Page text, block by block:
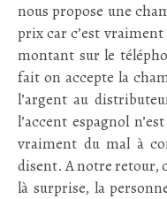
nous propose une
prix car c’est
montant sur le
fait on accepte la
l’argent au
l’accent espagnol
vraiment du mal à
disent. A notre retour,
là surprise, la